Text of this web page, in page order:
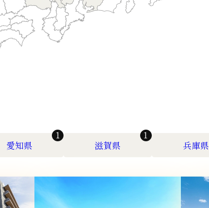
愛知県
1
滋賀県
1
兵庫県